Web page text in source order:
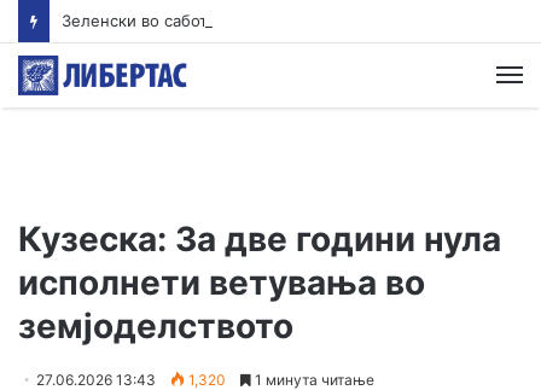
Зеленски во сабота доаѓа во Белград
Кузеска: За две години нула
исполнети ветувања во
земјоделството
27.06.2026 13:43 1,320 1 минута читање